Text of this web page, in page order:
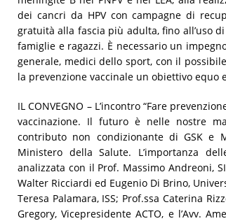
dei cancri da HPV con campagne di
gratuità alla fascia più adulta, fino all’uso
famiglie e ragazzi. È necessario un
generale, medici dello sport, con il
la prevenzione vaccinale un obiettivo
IL CONVEGNO – L’incontro “Fare
vaccinazione. Il futuro è nelle nostre
contributo non condizionante di GSK e
Ministero della Salute. L’importanza
analizzata con il Prof. Massimo Andreoni,
Walter Ricciardi ed Eugenio Di Brino,
Teresa Palamara, ISS; Prof.ssa Caterina
Gregory, Vicepresidente ACTO, e l’Avv.